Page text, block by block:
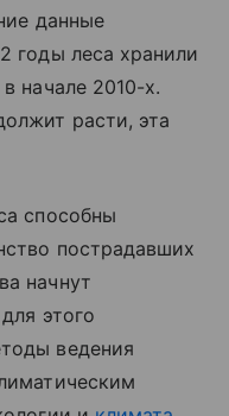
данные
годы леса хранили
начале 2010-х.
расти, эта
способны
пострадавших
начнут
этого
ведения